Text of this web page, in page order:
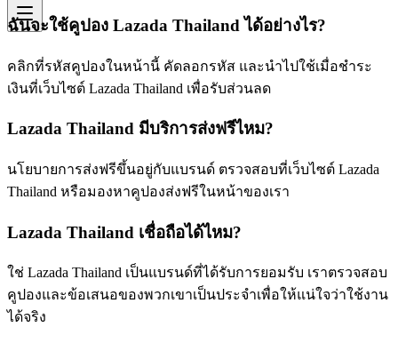
ฉันจะใช้คูปอง Lazada Thailand ได้อย่างไร?
คลิกที่รหัสคูปองในหน้านี้ คัดลอกรหัส และนำไปใช้เมื่อชำระ
เงินที่เว็บไซต์ Lazada Thailand เพื่อรับส่วนลด
Lazada Thailand มีบริการส่งฟรีไหม?
นโยบายการส่งฟรีขึ้นอยู่กับแบรนด์ ตรวจสอบที่เว็บไซต์ Lazada
Thailand หรือมองหาคูปองส่งฟรีในหน้าของเรา
Lazada Thailand เชื่อถือได้ไหม?
ใช่ Lazada Thailand เป็นแบรนด์ที่ได้รับการยอมรับ เราตรวจสอบ
คูปองและข้อเสนอของพวกเขาเป็นประจำเพื่อให้แน่ใจว่าใช้งาน
ได้จริง